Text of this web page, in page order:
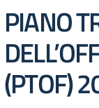
PIANO
(PTOF)